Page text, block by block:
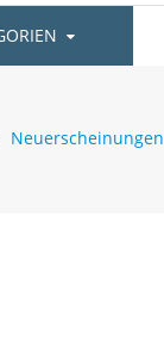
Neuerscheinungen